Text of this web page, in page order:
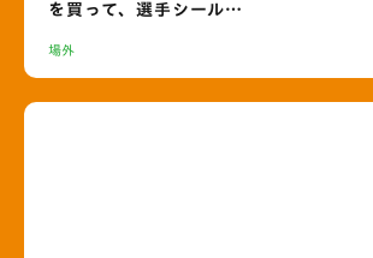
を買って、選手シール…
場外